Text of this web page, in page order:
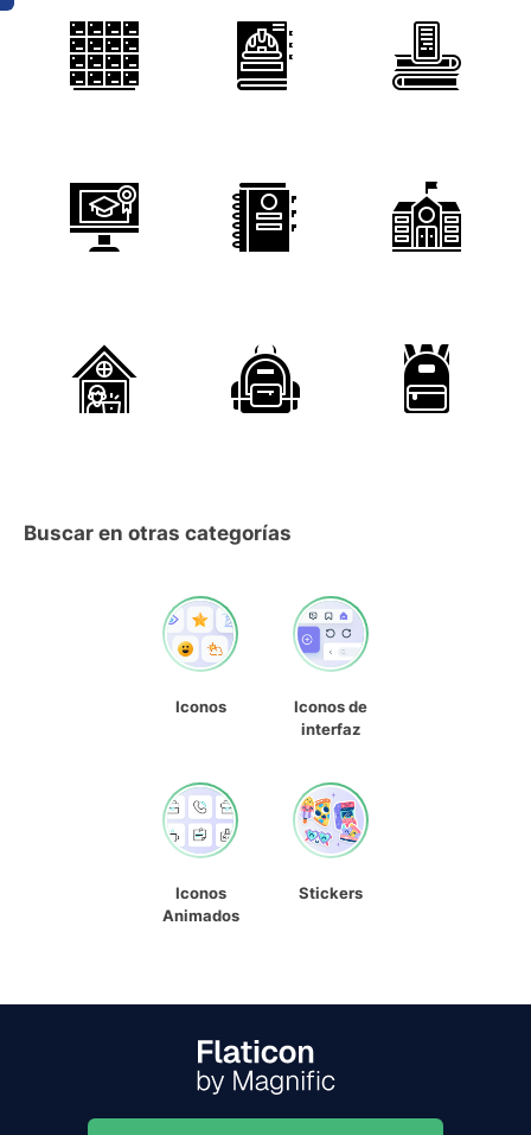
Buscar en otras categorías
Iconos
Iconos de
interfaz
Iconos
Animados
Stickers